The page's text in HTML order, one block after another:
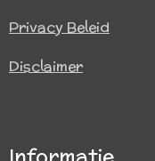
Privacy Beleid
Disclaimer